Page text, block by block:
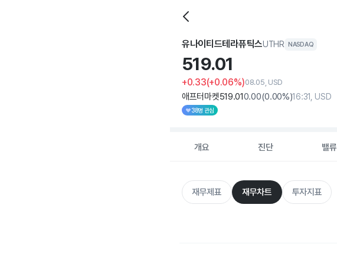
유나이티드테라퓨틱스UTHR NASDAQ
519.01
+0.33(+0.06%)08.05, USD
애프터마켓519.010.00(0.00%)16:31, USD
38명 관심
개요 진단 밸류
재무제표 재무차트 투자지표